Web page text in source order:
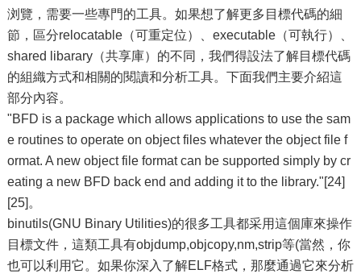
浏覽，需要一些專門的工具。如果想了解更多目標代碼的細
節，區分relocatable（可重定位）、executable（可執行）、
shared libarary（共享庫）的不同，我們得設法了解目標代碼
的組織方式和相關的閱讀和分析工具。下面我們主要介紹這
部分內容。
"BFD is a package which allows applications to use the sam
e routines to operate on object files whatever the object file f
ormat. A new object file format can be supported simply by cr
eating a new BFD back end and adding it to the library."[24]
[25]。
binutils(GNU Binary Utilities)的很多工具都采用這個庫來操作
目標文件，這類工具有objdump,objcopy,nm,strip等(當然，你
也可以利用它。如果你深入了解ELF格式，那麼通過它來分析